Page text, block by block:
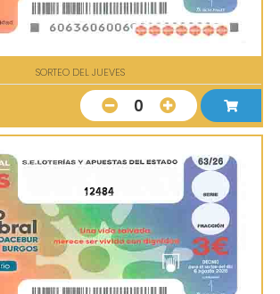
SORTEO DEL JUEVES
0
12484